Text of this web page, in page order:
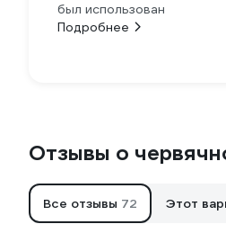
был использован
Подробнее
Отзывы о
Все отзывы 72 Этот